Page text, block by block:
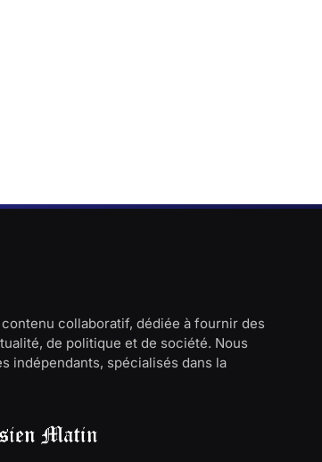
collaboratif, dédiée à fournir des
de politique et de société. Nous
indépendants, spécialisés dans la